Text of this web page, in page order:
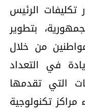
تكليفات الرئيس
بتطوير
من خلال
في التعداد
التي تقدمها
تكنولوجية